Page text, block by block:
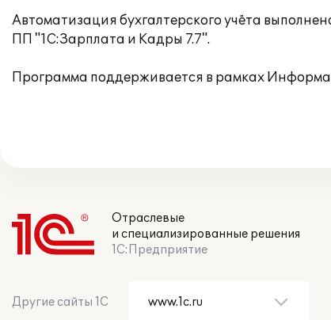
Автоматизация бухгалтерского учёта
ПП "1С:Зарплата и Кадры 7.7".
Программа поддерживается в рамках
Отраслевые
и специализированные решения
1С:Предприятие
Другие сайты 1С